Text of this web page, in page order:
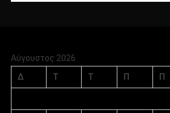
Αύγουστος 2026
Δ
Τ Τ Π Π